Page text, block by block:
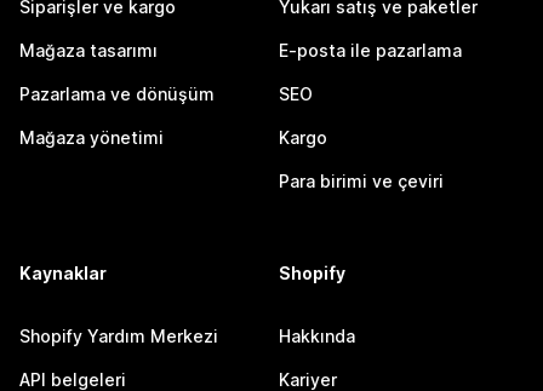
Siparişler ve kargo
Mağaza tasarımı
Pazarlama ve dönüşüm
Mağaza yönetimi
Yukarı satış ve paketler
E-posta ile pazarlama
SEO
Kargo
Para birimi ve çeviri
Kaynaklar
Shopify Yardım Merkezi
API belgeleri
Shopify
Hakkında
Kariyer